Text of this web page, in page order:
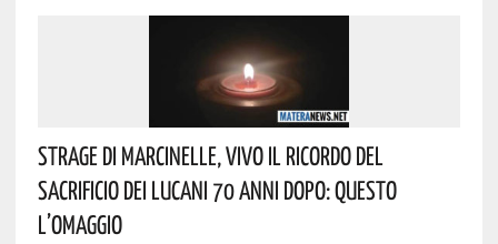
Strage Di Marcinelle, Vivo Il Ricordo Del
Sacrificio Dei Lucani 70 Anni Dopo: Questo
L’omaggio